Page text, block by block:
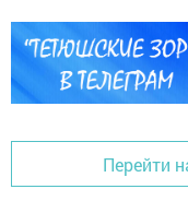
Перейти